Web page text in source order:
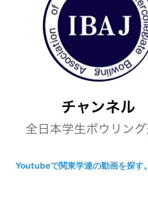
Youtubeで関東学連の動画を探す。